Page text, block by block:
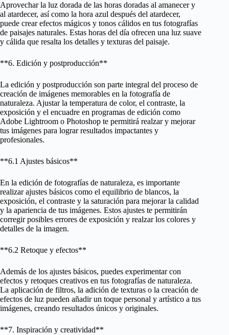
Aprovechar la luz dorada de las horas doradas al amanecer y
al atardecer, así como la hora azul después del atardecer,
puede crear efectos mágicos y tonos cálidos en tus fotografías
de paisajes naturales. Estas horas del día ofrecen una luz suave
y cálida que resalta los detalles y texturas del paisaje.
**6. Edición y postproducción**
La edición y postproducción son parte integral del proceso de
creación de imágenes memorables en la fotografía de
naturaleza. Ajustar la temperatura de color, el contraste, la
exposición y el encuadre en programas de edición como
Adobe Lightroom o Photoshop te permitirá realzar y mejorar
tus imágenes para lograr resultados impactantes y
profesionales.
**6.1 Ajustes básicos**
En la edición de fotografías de naturaleza, es importante
realizar ajustes básicos como el equilibrio de blancos, la
exposición, el contraste y la saturación para mejorar la calidad
y la apariencia de tus imágenes. Estos ajustes te permitirán
corregir posibles errores de exposición y realzar los colores y
detalles de la imagen.
**6.2 Retoque y efectos**
Además de los ajustes básicos, puedes experimentar con
efectos y retoques creativos en tus fotografías de naturaleza.
La aplicación de filtros, la adición de texturas o la creación de
efectos de luz pueden añadir un toque personal y artístico a tus
imágenes, creando resultados únicos y originales.
**7. Inspiración y creatividad**